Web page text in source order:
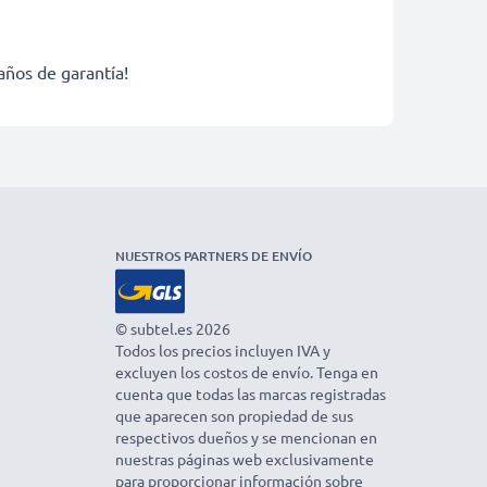
de garantía!
NUESTROS PARTNERS DE ENVÍO
© subtel.es 2026
Todos los precios incluyen IVA y
excluyen los costos de envío. Tenga en
cuenta que todas las marcas registradas
que aparecen son propiedad de sus
respectivos dueños y se mencionan en
nuestras páginas web exclusivamente
para proporcionar información sobre